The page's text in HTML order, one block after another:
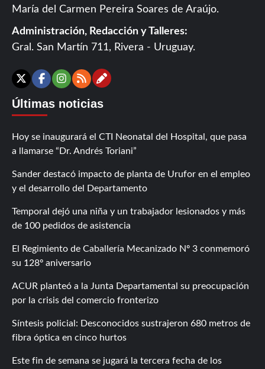
María del Carmen Pereira Soares de Araújo.
Administración, Redacción y Talleres:
Gral. San Martín 711, Rivera - Uruguay.
X Facebook
Instagram
RSSContáctanos
Últimas noticias
Hoy se inaugurará el CTI Neonatal del Hospital, que pasa
a llamarse “Dr. Andrés Toriani”
Sander destacó impacto de planta de Urufor en el empleo
y el desarrollo del Departamento
Temporal dejó una niña y un trabajador lesionados y más
de 100 pedidos de asistencia
El Regimiento de Caballería Mecanizado Nº 3 conmemoró
su 128º aniversario
ACUR planteó a la Junta Departamental su preocupación
por la crisis del comercio fronterizo
Síntesis policial: Desconocidos sustrajeron 680 metros de
fibra óptica en cinco hurtos
Este fin de semana se jugará la tercera fecha de los